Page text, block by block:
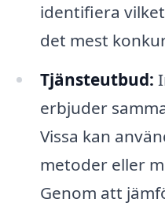
identifiera
det mest
Tjänsteutbud:
erbjuder
Vissa kan
metoder eller
Genom att